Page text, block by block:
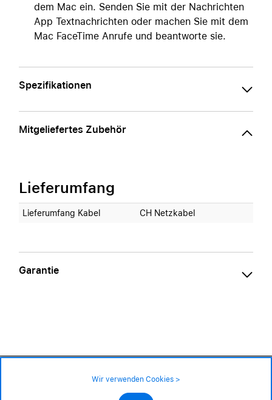
dem Mac ein. Senden Sie mit der Nachrichten
App Textnachrichten oder machen Sie mit dem
Mac FaceTime Anrufe und beantworte sie.
Spezifikationen
Mitgeliefertes Zubehör
Lieferumfang
Lieferumfang Kabel CH Netzkabel
Garantie
©2026 Alle Rechte sind vorbehalten
Liefertermin nicht bekannt; mehr als 3 Monate
Wir verwenden Cookies >